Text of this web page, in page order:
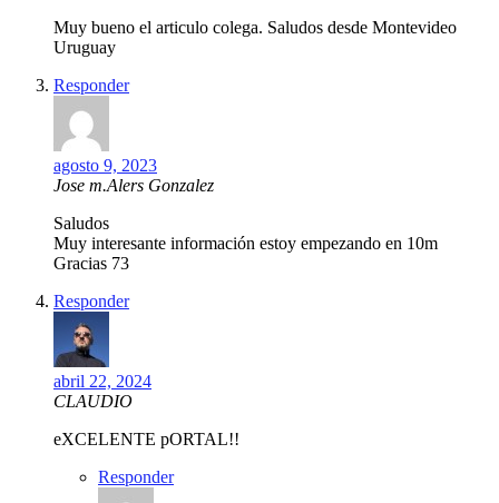
Muy bueno el articulo colega. Saludos desde Montevideo
Uruguay
Responder
agosto 9, 2023
Jose m.Alers Gonzalez
Saludos
Muy interesante información estoy empezando en 10m
Gracias 73
Responder
abril 22, 2024
CLAUDIO
eXCELENTE pORTAL!!
Responder